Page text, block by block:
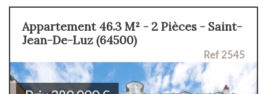
Appartement 46.3 M² - 2 Pièces - Saint-
Jean-De-Luz (64500)
Ref 2545